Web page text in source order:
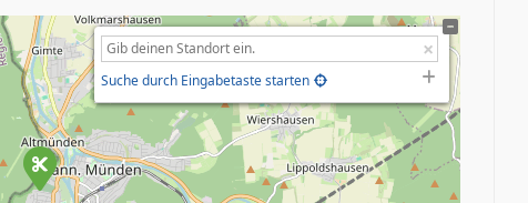
Suche durch Eingabetaste starten